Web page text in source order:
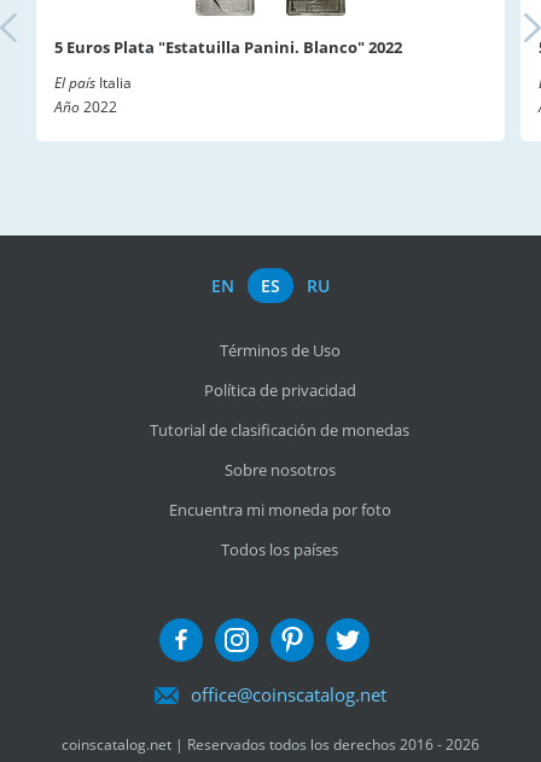
5 Euros Plata "Estatuilla Panini. Blanco" 2022
El país Italia
Año2022
EN ES RU
Términos de Uso
Política de privacidad
Tutorial de clasificación de monedas
Sobre nosotros
Encuentra mi moneda por foto
Todos los países
office@coinscatalog.net
coinscatalog.net | Reservados todos los derechos 2016 - 2026